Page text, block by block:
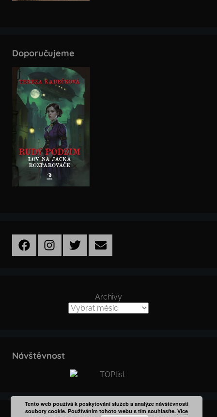
Doporučujeme
FacebookInstagramTwitter Email
Archivy
Návštěvnost
Tento web používá k poskytování služeb a analýze návštěvnosti
soubory cookie. Používáním tohoto webu s tím souhlasíte.Více